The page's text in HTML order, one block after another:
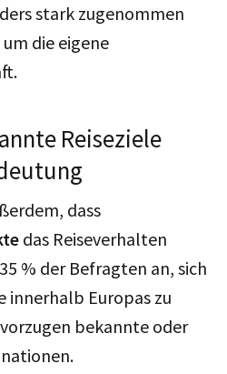
stark zugenommen
die eigene
Reiseziele
dass
das Reiseverhalten
% der Befragten an, sich
innerhalb Europas zu
bekannte oder